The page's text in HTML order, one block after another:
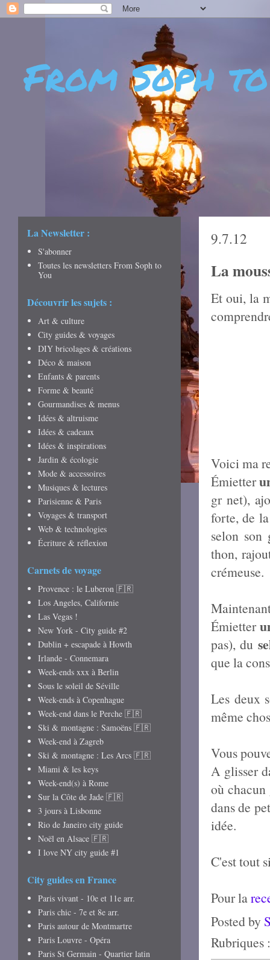
From Soph
- DÉCOUVERTES -
CRÉATIVITÉ - ART
9.7.12
La
Et oui, la
Voici ma
Émietter
gr net),
forte, de
selon son
thon,
crémeuse.
Émietter
pas), du
que la
Les deux
même
Vous
A glisser
où chacun
dans de
idée.
C'est tout
Pour la
Posted by
Rubriques
La Newsletter :
S'abonner
Toutes les newsletters From Soph to
You
Découvrir les sujets :
Art & culture
City guides & voyages
DIY bricolages & créations
Déco & maison
Enfants & parents
Forme & beauté
Gourmandises & menus
Idées & altruisme
Idées & cadeaux
Idées & inspirations
Jardin & écologie
Mode & accessoires
Musiques & lectures
Parisienne & Paris
Voyages & transport
Web & technologies
Écriture & réflexion
Carnets de voyage
Provence : le Luberon 🇫🇷
Los Angeles, Californie
Las Vegas !
New York - City guide #2
Dublin + escapade à Howth
Irlande - Connemara
Week-ends xxx à Berlin
Sous le soleil de Séville
Week-ends à Copenhague
Week-end dans le Perche 🇫🇷
Ski & montagne : Samoëns 🇫🇷
Week-end à Zagreb
Ski & montagne : Les Arcs 🇫🇷
Miami & les keys
Week-end(s) à Rome
Sur la Côte de Jade 🇫🇷
3 jours à Lisbonne
Rio de Janeiro city guide
Noël en Alsace 🇫🇷
I love NY city guide #1
City guides en France
Paris vivant - 10e et 11e arr.
Paris chic - 7e et 8e arr.
Paris autour de Montmartre
Paris Louvre - Opéra
Paris St Germain - Quartier latin